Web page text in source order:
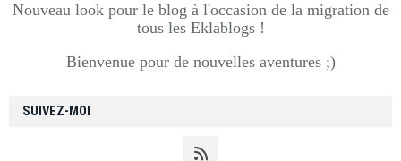
SUIVEZ-MOI
Nouveau look pour le blog à l'occasion de la migration de
tous les Eklablogs !
Bienvenue pour de nouvelles aventures ;)